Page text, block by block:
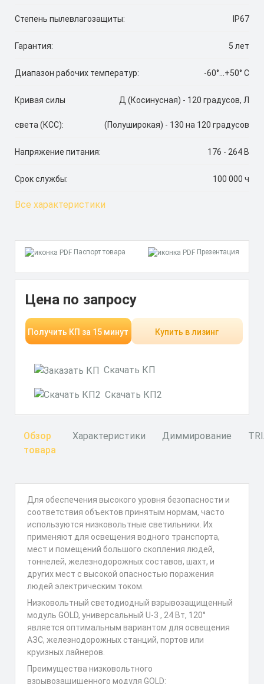
Степень пылевлагозащиты: IP67
Гарантия: 5 лет
Диапазон рабочих температур: -60°...+50° C
Кривая силы
света (КСС):
Д (Косинусная) - 120 градусов, Л
(Полуширокая) - 130 на 120 градусов
Напряжение питания: 176 - 264 В
Срок службы: 100 000 ч
Все характеристики
Паспорт товара Презентация
Цена по запросу
Получить КП за 15 минут Купить в лизинг
Скачать КП
Скачать КП2
Обзор
товара
Характеристики Диммирование
Для обеспечения высокого уровня безопасности и
соответствия объектов принятым нормам, часто
используются низковольтные светильники. Их
применяют для освещения водного транспорта,
мест и помещений большого скопления людей,
тоннелей, железнодорожных составов, шахт, и
других мест с высокой опасностью поражения
людей электрическим током.
Низковольтный светодиодный взрывозащищенный
модуль GOLD, универсальный U-3 , 24 Вт, 120°
является оптимальным вариантом для освещения
АЗС, железнодорожных станций, портов или
круизных лайнеров.
Преимущества низковольтного
взрывозащищенного модуля GOLD: